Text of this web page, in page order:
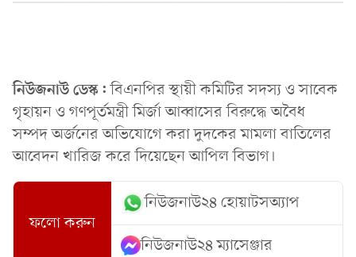
নিউজনাউ ডেস্ক:বিএনপির স্থায়ী কমিটির সদস্য ও সাবেক
গৃহায়ন ও গণপূর্তমন্ত্রী মির্জা আব্বাসের বিরুদ্ধে অবৈধ
সম্পদ অর্জনের অভিযোগে করা দুদকের মামলা বাতিলের
আবেদন খারিজ করে দিয়েছেন আপিল বিভাগ।
ফলো করুন
নিউজনাউ২৪ হোয়াটসঅ্যাপ
নিউজনাউ২৪ ম্যাসেঞ্জার